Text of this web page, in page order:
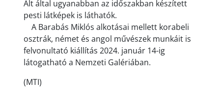
Alt által ugyanabban az időszakban készített
pesti látképek is láthatók.
A Barabás Miklós alkotásai mellett korabeli
osztrák, német és angol művészek munkáit is
felvonultató kiállítás 2024. január 14-ig
látogatható a Nemzeti Galériában.
(MTI)